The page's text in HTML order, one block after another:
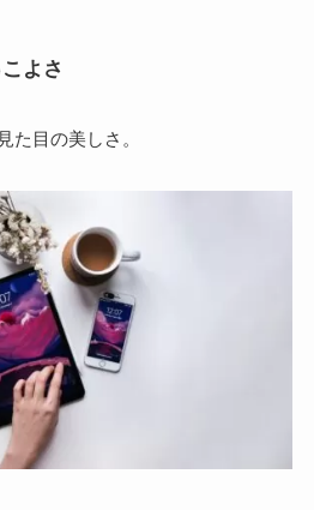
よさ
た目の美しさ 。